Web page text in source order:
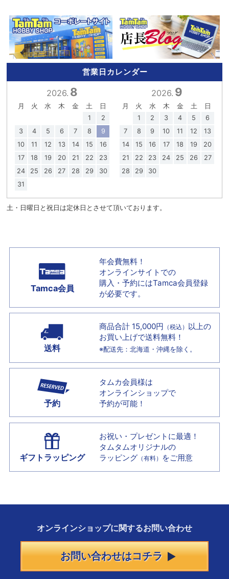
営業日カレンダー
2026. 8
月 火 水 木 金 土
日
1
2
3
4 5 6 7 8
9
10
11 12 13 14 15
16
17
18 19 20 21 22
23
24
25 26 27 28 29
30
31
2026. 9
月 火 水 木 金 土
日
1
2 3 4 5
6
7
8 9 10 11 12
13
14
15 16 17 18 19
20
21
22 23 24 25 26
27
28
29 30
土・日曜日と祝日は定休日とさせて頂いております。
Tamca会員
年会費無料！
オンラインサイトでの
購入・予約にはTamca会員登録
が必要です。
送料
商品合計 15,000円 （税込） 以上の
お買い上げで送料無料！
※配送先：北海道・沖縄を除く。
予約
タムカ会員様は
オンラインショップで
予約が可能！
ギフトラッピング
お祝い・プレゼントに最適！
タムタムオリジナルの
ラッピング （有料） をご用意
オンラインショップに関するお問い合わせ
お問い合わせはコチラ